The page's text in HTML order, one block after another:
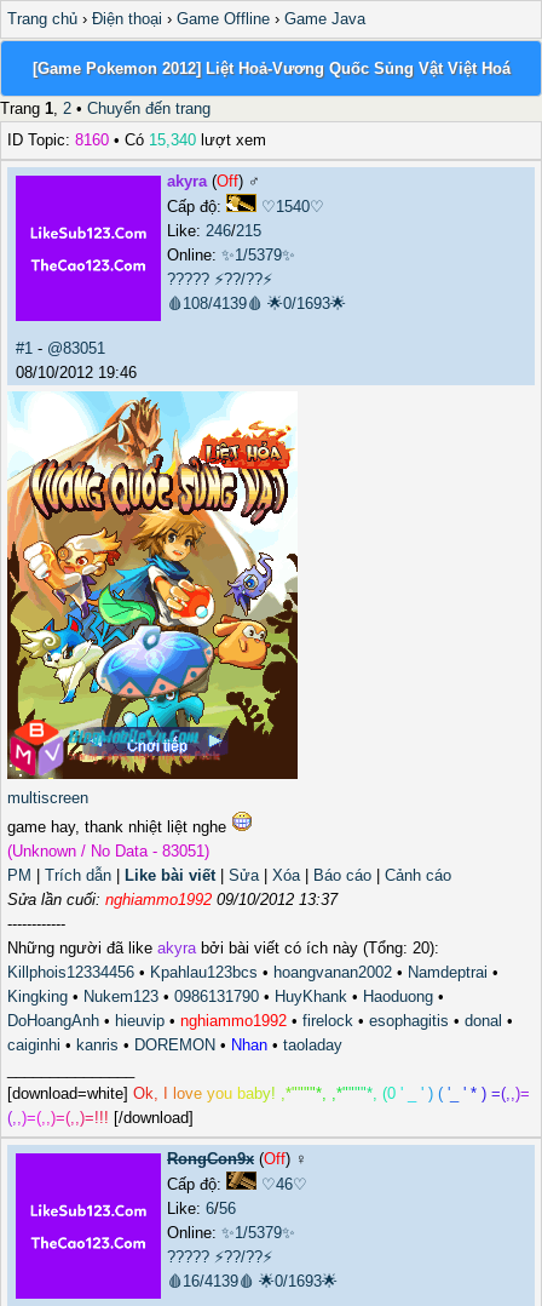
Trang chủ › Điện thoại › Game Offline › Game Java
[Game Pokemon 2012] Liệt Hoả-Vương Quốc Sủng Vật Việt Hoá
Trang 1, 2 • Chuyển đến trang
ID Topic: 8160 • Có 15,340 lượt xem
akyra(Off) ♂️
Cấp độ:
♡1540♡
Like: 246/215
Online: ✨1/5379✨
????? ⚡??/??⚡
🩸108/4139🩸 🌟0/1693🌟
#1 - @83051
08/10/2012 19:46
multiscreen
game hay, thank nhiệt liệt nghe
(Unknown / No Data - 83051)
PM
Trích dẫn Like bài viết| Sửa| Xóa| Báo cáo
Cảnh cáo
Sửa lần cuối: nghiammo1992 09/10/2012 13:37
------------
Những người đã like akyrabởi bài viết có ích này (Tổng: 20):
Killphois12334456 • Kpahlau123bcs • hoangvanan2002 • Namdeptrai •
Kingking • Nukem123 • 0986131790 • HuyKhank • Haoduong •
DoHoangAnh • hieuvip • nghiammo1992 • firelock • esophagitis • donal •
caiginhi • kanris • DOREMON • Nhan • taoladay
[download=white] Ok, ove you baby! ,*""""*, ,*""""*, (0 ' ' ) ( ' ' * ) =(,,)=
(,,)=(,,)=(,,)=!!! [/download]
RongCon9x (Off) ♀️
Cấp độ:
♡46♡
Like: 6/56
Online: ✨1/5379✨
????? ⚡??/??⚡
🩸16/4139🩸 🌟0/1693🌟